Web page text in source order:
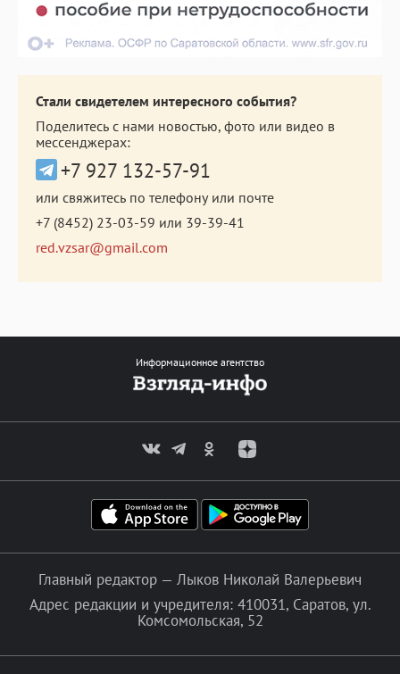
Стали свидетелем интересного события?
Поделитесь с нами новостью, фото или видео в
мессенджерах:
+7 927 132-57-91
или свяжитесь по телефону или почте
+7 (8452) 23-03-59 или 39-39-41
red.vzsar@gmail.com
Информационное агентство
Главный редактор — Лыков Николай Валерьевич
Адрес редакции и учредителя: 410031, Саратов, ул.
Комсомольская, 52